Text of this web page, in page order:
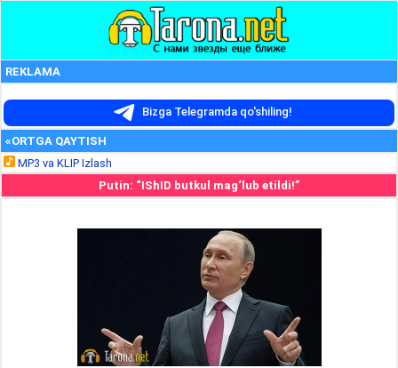
REKLAMA
Bizga Telegramda qo'shiling!
«ORTGA QAYTISH
MP3 va KLIP Izlash
Putin: “IShID butkul mag‘lub etildi!”